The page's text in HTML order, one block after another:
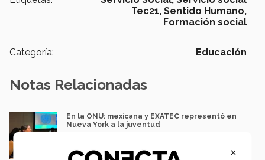
Tec21, Sentido Humano,
Formación social
Categoría: Educación
Notas Relacionadas
En la ONU: mexicana y EXATEC representó en
Nueva York a la juventud
×